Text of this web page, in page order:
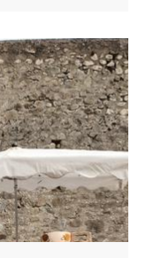
professional
tableware.